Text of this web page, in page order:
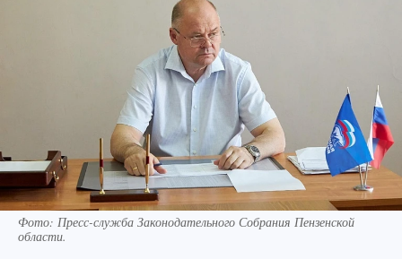
Фото: Пресс-служба Законодательного Собрания Пензенской
области.